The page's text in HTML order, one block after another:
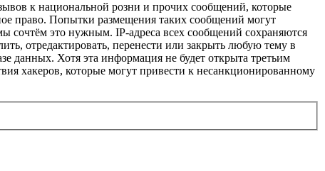
к национальной розни и прочих сообщений, которые
право. Попытки размещения таких сообщений могут
сочтём это нужным. IP-адреса всех сообщений сохраняются
отредактировать, перенести или закрыть любую тему в
данных. Хотя эта информация не будет открыта третьим
хакеров, которые могут привести к несанкционированному